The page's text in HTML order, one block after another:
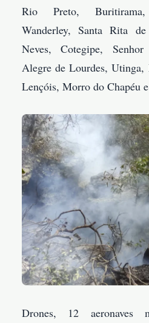
Rio Preto,
Wanderley, Santa Rita
Neves, Cotegipe,
Alegre de Lourdes,
Lençóis, Morro do Chapéu
Drones, 12 aeronaves